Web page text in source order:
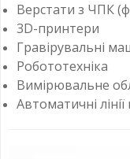
Верстати з ЧПК
3D-принтери
Гравірувальні
Робототехніка
Вимірювальне
Автоматичні